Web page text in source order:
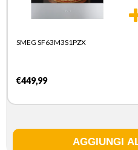
SMEG SF63M3S1PZX
€449,99